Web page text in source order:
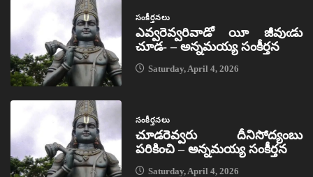
సంకీర్తనలు
ఎవ్వరెవ్వరివాడో యీ జీవుఁడు
చూడ- – అన్నమయ్య సంకీర్తన
Saturday, April 4, 2026
సంకీర్తనలు
చూడరెవ్వరు దీనిసోద్యంబు
పరికించి – అన్నమయ్య సంకీర్తన
Saturday, April 4, 2026